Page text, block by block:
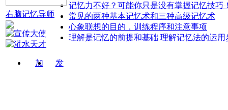
右脑记忆导师
加
发
记忆力不好？可能你只是没有掌握记忆技巧
常见的两种基本记忆术和三种高级记忆术
心象联想的目的，训练程序和注意事项
理解是记忆的前提和基础 理解记忆法的运用